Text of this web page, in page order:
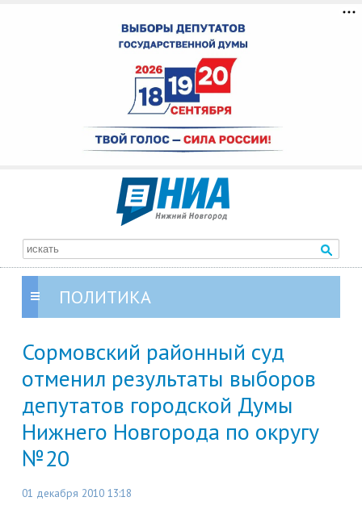
ПОЛИТИКА
Сормовский районный суд
отменил результаты выборов
депутатов городской Думы
Нижнего Новгорода по округу
№20
01 декабря 2010 13:18